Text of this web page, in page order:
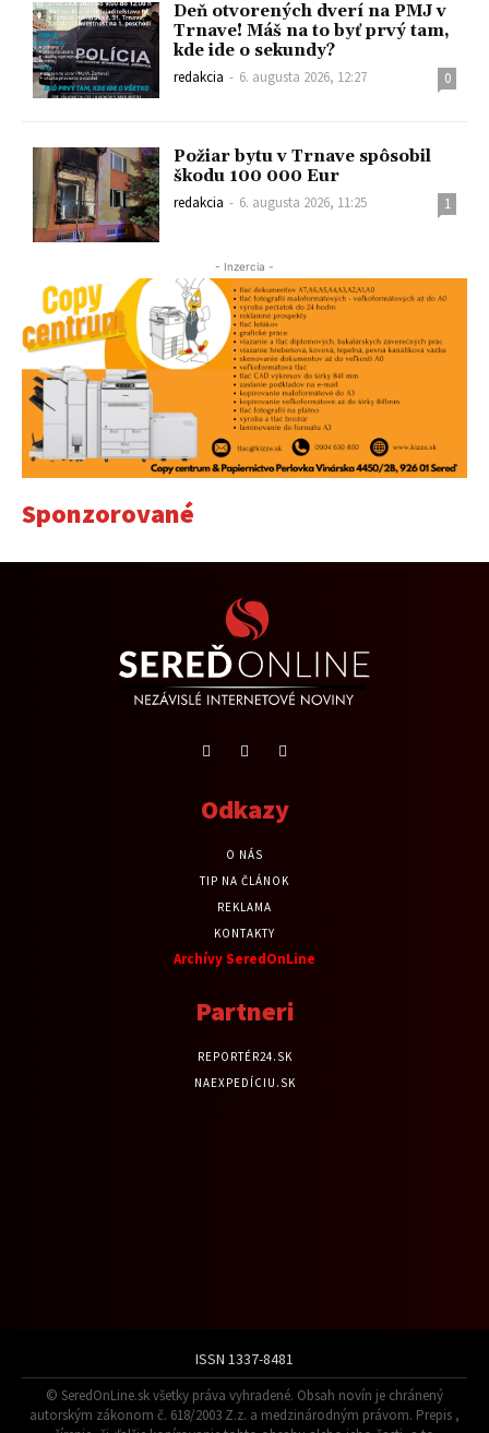
Deň otvorených dverí na PMJ v
Trnave! Máš na to byť prvý tam,
kde ide o sekundy?
redakcia - 6. augusta 2026, 12:27 0
Požiar bytu v Trnave spôsobil
škodu 100 000 Eur
redakcia - 6. augusta 2026, 11:25 1
- Inzercia -
Sponzorované
Odkazy
O NÁS
TIP NA ČLÁNOK
REKLAMA
KONTAKTY
Archívy SeredOnLine
Partneri
REPORTÉR24.SK
NAEXPEDÍCIU.SK
ISSN 1337-8481
© SeredOnLine.sk všetky práva vyhradené. Obsah novín je chránený
autorským zákonom č. 618/2003 Z.z. a medzinárodným právom. Prepis ,